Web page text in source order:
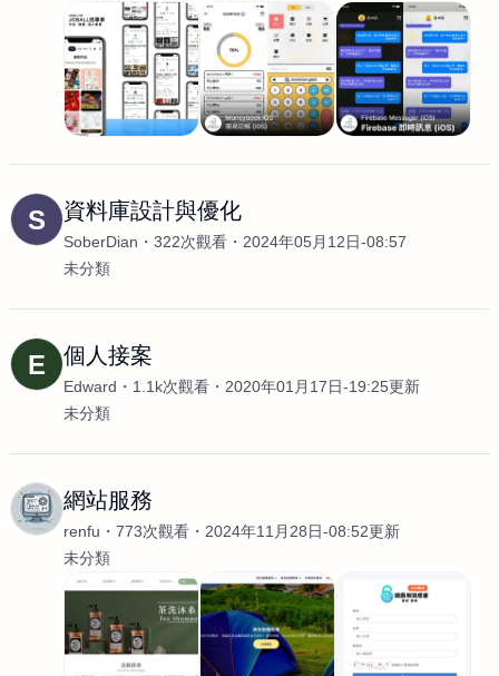
S 資料庫設計與優化
SoberDian 322次觀看
2024年05月12日-08:57
未分類
E 個人接案
Edward 1.1k次觀看
2020年01月17日-19:25更新
未分類
網站服務
renfu 773次觀看
2024年11月28日-08:52更新
未分類